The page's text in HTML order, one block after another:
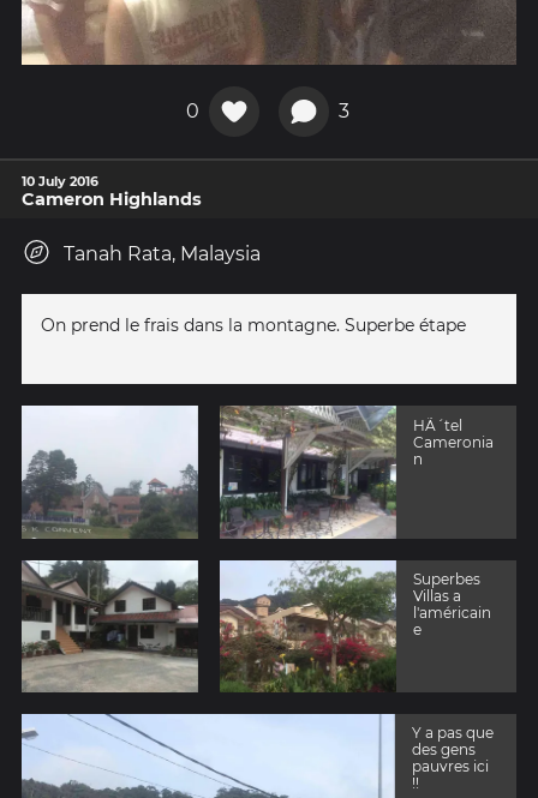
0 3
10 July 2016
Cameron Highlands
Tanah Rata, Malaysia
On prend le frais dans la montagne. Superbe étape
HÃ´tel
Cameronia
n
Superbes
Villas a
l'américain
e
Y a pas que
des gens
pauvres ici
!!